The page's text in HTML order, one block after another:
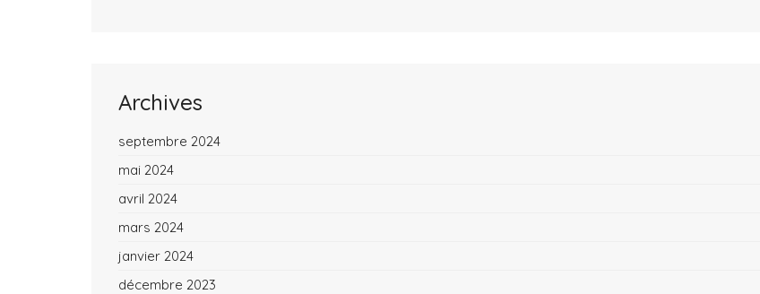
Archives
septembre 2024
mai 2024
avril 2024
mars 2024
janvier 2024
décembre 2023